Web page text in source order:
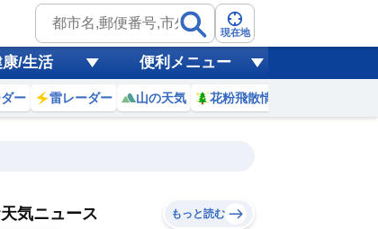
現在地
康/生活 便利メニュー
ー 雷レーダー 山の天気 花粉飛散情報
気ニュース もっと読む